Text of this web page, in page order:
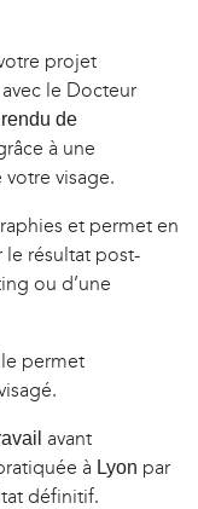
projet
le Docteur
de
à une
visage.
et permet en
le résultat post-
ou d’une
permet
avant
à Lyon par
définitif.